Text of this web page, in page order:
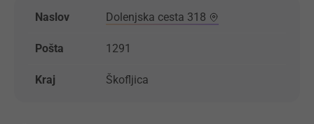
Naslov Dolenjska cesta 318
Pošta 1291
Kraj Škofljica